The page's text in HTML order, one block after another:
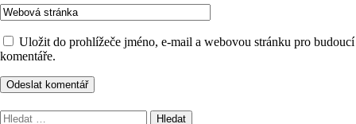
Uložit do prohlížeče jméno, e-mail a webovou stránku pro budoucí
komentáře.
Vyhledávání